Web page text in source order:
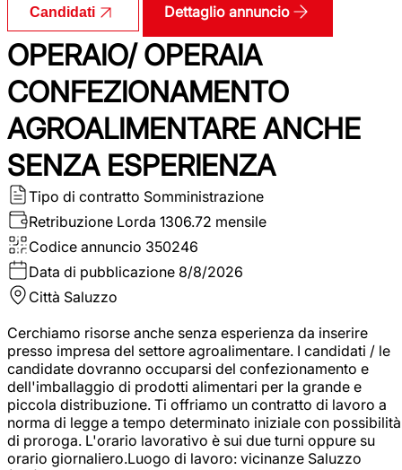
Candidati Dettaglio annuncio
OPERAIO/ OPERAIA
CONFEZIONAMENTO
AGROALIMENTARE ANCHE
SENZA ESPERIENZA
Tipo di contratto Somministrazione
Retribuzione Lorda 1306.72 mensile
Codice annuncio 350246
Data di pubblicazione 8/8/2026
Città Saluzzo
Cerchiamo risorse anche senza esperienza da inserire
presso impresa del settore agroalimentare. I candidati / le
candidate dovranno occuparsi del confezionamento e
dell'imballaggio di prodotti alimentari per la grande e
piccola distribuzione. Ti offriamo un contratto di lavoro a
norma di legge a tempo determinato iniziale con possibilità
di proroga. L'orario lavorativo è sui due turni oppure su
orario giornaliero.Luogo di lavoro: vicinanze Saluzzo